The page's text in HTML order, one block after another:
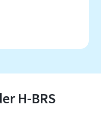
H-BRS